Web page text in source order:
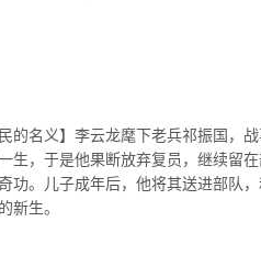
的名义】李云龙麾下老兵祁振国，
生，于是他果断放弃复员，继续留
功。儿子成年后，他将其送进部队
新生。